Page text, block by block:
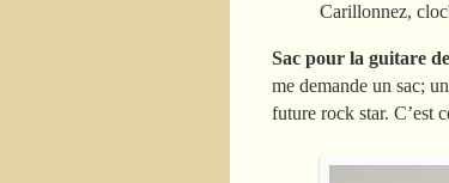
Carillonnez,
Sac pour la guitare
me demande un sac;
future rock star. C’est